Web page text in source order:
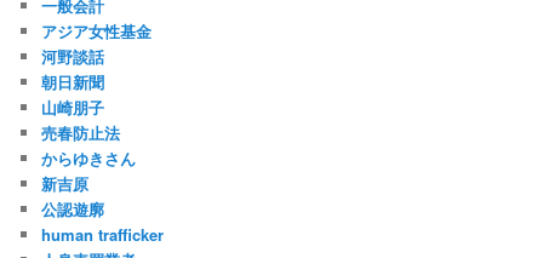
一般会計
アジア女性基金
河野談話
朝日新聞
山崎朋子
売春防止法
からゆきさん
新吉原
公認遊廓
human trafficker